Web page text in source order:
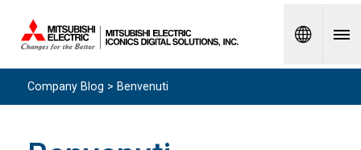
Spanish
Company Blog > Benvenuti